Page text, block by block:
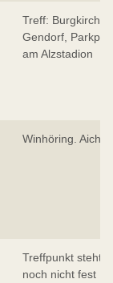
Treff:
Gendorf,
am Alzstadion
Winhöring. Aich 3
Treffpunkt steht
noch nicht fest